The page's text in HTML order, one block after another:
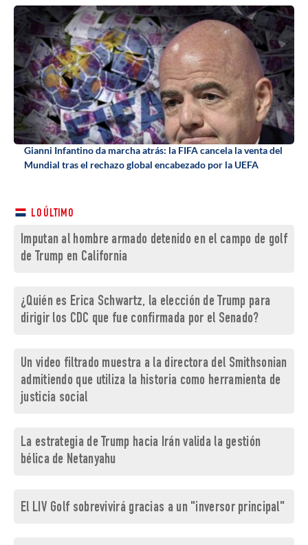
Gianni Infantino da marcha atrás: la FIFA cancela la venta del
Mundial tras el rechazo global encabezado por la UEFA
LO ÚLTIMO
Imputan al hombre armado detenido en el campo de golf
de Trump en California
¿Quién es Erica Schwartz, la elección de Trump para
dirigir los CDC que fue confirmada por el Senado?
Un video filtrado muestra a la directora del Smithsonian
admitiendo que utiliza la historia como herramienta de
justicia social
La estrategia de Trump hacia Irán valida la gestión
bélica de Netanyahu
El LIV Golf sobrevivirá gracias a un "inversor principal"